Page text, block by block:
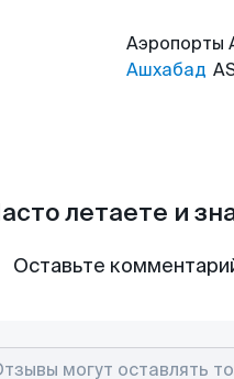
Аэропорты
Ашхабад
летаете и
Оставьте